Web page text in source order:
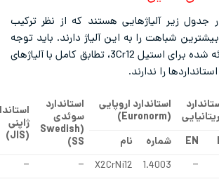
هستند که از نظر ترکیب
به این آلیاژ دارند. باید توجه
داشت که مقادیر ارائه شده برای استیل 3Cr12، تطابق کامل با آلیاژهای
اروپایی
استاندارد
سوئدی
SS
)
استاندارد
ژاپنی
(
JIS
)
نام
X2CrNi12
–